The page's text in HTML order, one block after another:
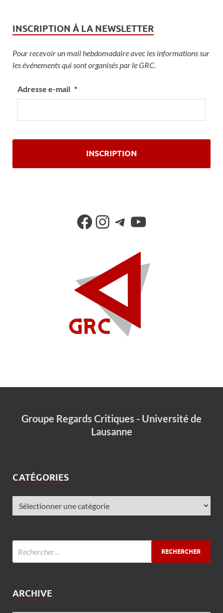
INSCRIPTION À LA NEWSLETTER
Pour recevoir un mail hebdomadaire avec les informations sur
les événements qui sont organisés par le GRC.
Adresse e-mail *
Groupe Regards Critiques - Université de
Lausanne
CATÉGORIES
ARCHIVE